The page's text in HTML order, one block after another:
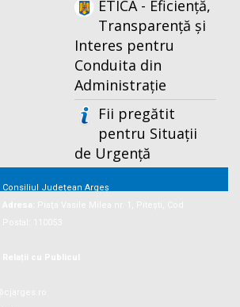
ETICA - Eficiență,
Transparență și
Interes pentru
Conduita din
Administrație
Fii pregătit
pentru Situații
de Urgență
Consiliul Județean Argeș